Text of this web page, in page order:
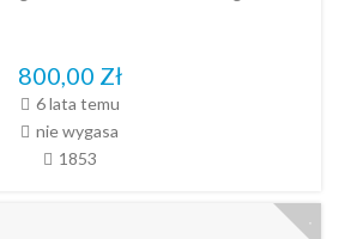
800,00 Zł
6 lata temu
nie wygasa
1853